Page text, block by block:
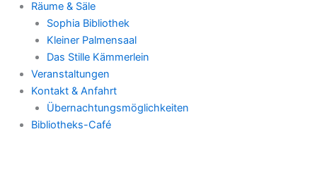
Räume & Säle
Sophia Bibliothek
Kleiner Palmensaal
Das Stille Kämmerlein
Veranstaltungen
Kontakt & Anfahrt
Übernachtungsmöglichkeiten
Bibliotheks-Café